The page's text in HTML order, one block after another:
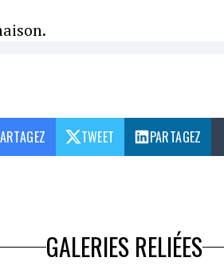
TWEET PARTAGEZ
GALERIES RELIÉES